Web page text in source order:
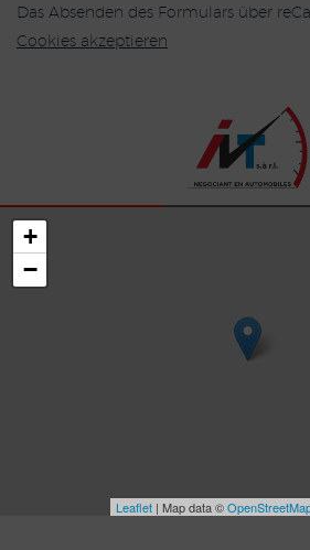
Das Absenden des Formulars über
Cookies akzeptieren
+
−
Leaflet | Map data ©